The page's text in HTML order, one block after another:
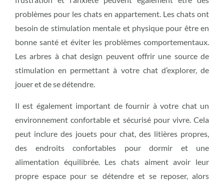
problèmes pour les chats en appartement. Les chats ont
besoin de stimulation mentale et physique pour être en
bonne santé et éviter les problèmes comportementaux.
Les arbres à chat design peuvent offrir une source de
stimulation en permettant à votre chat d’explorer, de
jouer et de se détendre.
Il est également important de fournir à votre chat un
environnement confortable et sécurisé pour vivre. Cela
peut inclure des jouets pour chat, des litières propres,
des endroits confortables pour dormir et une
alimentation équilibrée. Les chats aiment avoir leur
propre espace pour se détendre et se reposer, alors